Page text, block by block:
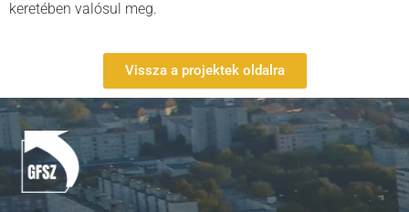
keretében valósul meg.
Vissza a projektek oldalra